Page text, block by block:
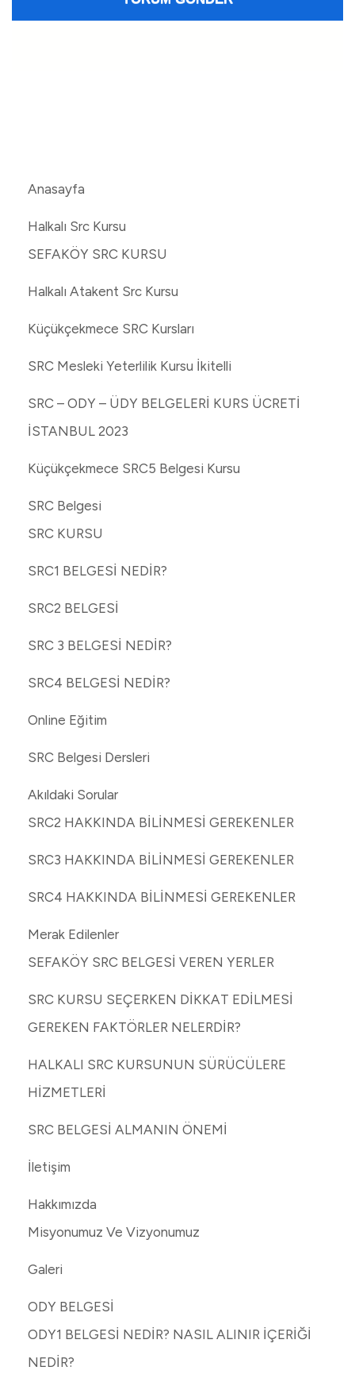
Anasayfa
Halkalı Src Kursu
SEFAKÖY SRC KURSU
Halkalı Atakent Src Kursu
Küçükçekmece SRC Kursları
SRC Mesleki Yeterlilik Kursu İkitelli
SRC – ODY – ÜDY BELGELERİ KURS ÜCRETİ
İSTANBUL 2023
Küçükçekmece SRC5 Belgesi Kursu
SRC Belgesi
SRC KURSU
SRC1 BELGESİ NEDİR?
SRC2 BELGESİ
SRC 3 BELGESİ NEDİR?
SRC4 BELGESİ NEDİR?
Online Eğitim
SRC Belgesi Dersleri
Akıldaki Sorular
SRC2 HAKKINDA BİLİNMESİ GEREKENLER
SRC3 HAKKINDA BİLİNMESİ GEREKENLER
SRC4 HAKKINDA BİLİNMESİ GEREKENLER
Merak Edilenler
SEFAKÖY SRC BELGESİ VEREN YERLER
SRC KURSU SEÇERKEN DİKKAT EDİLMESİ
GEREKEN FAKTÖRLER NELERDİR?
HALKALI SRC KURSUNUN SÜRÜCÜLERE
HİZMETLERİ
SRC BELGESİ ALMANIN ÖNEMİ
İletişim
Hakkımızda
Misyonumuz Ve Vizyonumuz
Galeri
ODY BELGESİ
ODY1 BELGESİ NEDİR? NASIL ALINIR İÇERİĞİ
NEDİR?